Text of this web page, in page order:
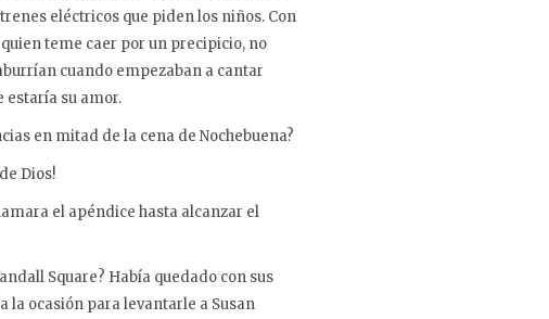
eléctricos que piden los niños. Con
teme caer por un precipicio, no
cuando empezaban a cantar
su amor.
en mitad de la cena de Nochebuena?
Dios!
el apéndice hasta alcanzar el
Square? Había quedado con sus
la ocasión para levantarle a Susan